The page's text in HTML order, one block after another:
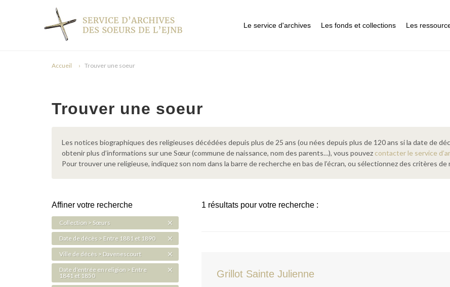
Le service d'archives Les fonds et collections Les
Accueil Trouver une soeur
Trouver une soeur
Les notices biographiques des religieuses décédées depuis plus de 25 ans (ou nées depuis plus de 120 ans si la date de
obtenir plus d’informations sur une Sœur (commune de naissance, nom des parents…), vous pouvez contacter le service
Pour trouver une religieuse, indiquez son nom dans la barre de recherche en bas de l’écran, ou sélectionnez des critères de
1 résultats pour votre recherche :
Grillot Sainte Julienne
Affiner votre recherche
Collection > Sœurs
Date de décès > Entre 1881 et 1890
Ville de décès > Davenescourt
Date d'entrée en religion > Entre
1841 et 1850